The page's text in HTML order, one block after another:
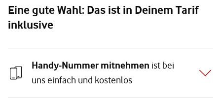
Eine gute Wahl: Das ist in Deinem Tarif
inklusive
Handy-Nummer mitnehmen ist bei
uns einfach und kostenlos